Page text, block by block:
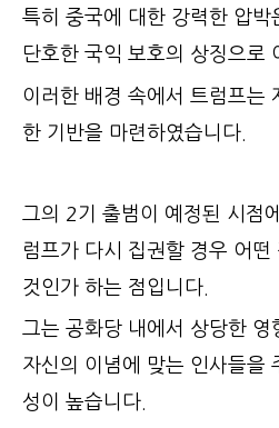
특히 중국에 대한 강력한 압박
단호한 국익 보호의 상징으로
이러한 배경 속에서 트럼프는
한 기반을 마련하였습니다.
그의 2기 출범이 예정된 시점
럼프가 다시 집권할 경우 어
것인가 하는 점입니다.
그는 공화당 내에서 상당한 영
자신의 이념에 맞는 인사들을
성이 높습니다.